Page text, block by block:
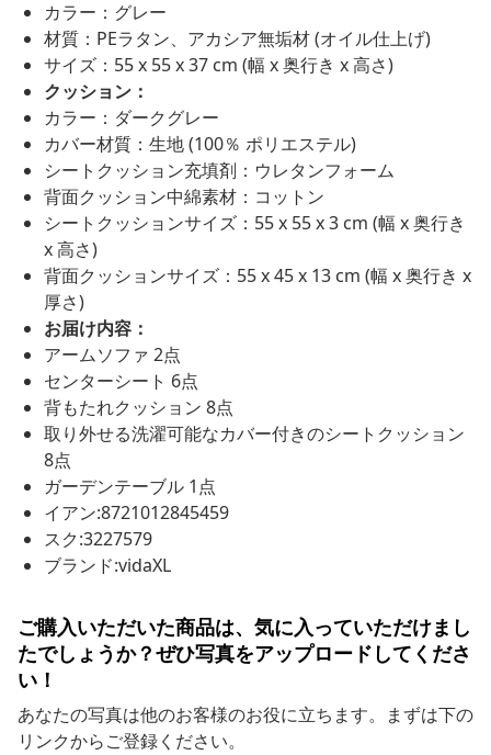
カラー：グレー
材質：PEラタン、アカシア無垢材 (オイル仕上げ)
サイズ：55 x 55 x 37 cm (幅 x 奥行き x 高さ)
クッション：
カラー：ダークグレー
カバー材質：生地 (100％ ポリエステル)
シートクッション充填剤：ウレタンフォーム
背面クッション中綿素材：コットン
シートクッションサイズ：55 x 55 x 3 cm (幅 x 奥行き
x 高さ)
背面クッションサイズ：55 x 45 x 13 cm (幅 x 奥行き x
厚さ)
お届け内容：
アームソファ 2点
センターシート 6点
背もたれクッション 8点
取り外せる洗濯可能なカバー付きのシートクッション
8点
ガーデンテーブル 1点
イアン:8721012845459
スク:3227579
ブランド:vidaXL
ご購入いただいた商品は、気に入っていただけまし
たでしょうか？ぜひ写真をアップロードしてくださ
い！
あなたの写真は他のお客様のお役に立ちます。まずは下の
リンクからご登録ください。